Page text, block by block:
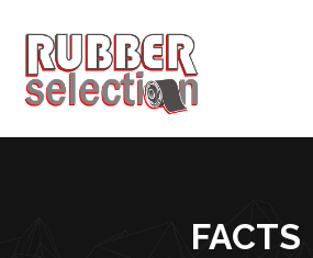
FACTS